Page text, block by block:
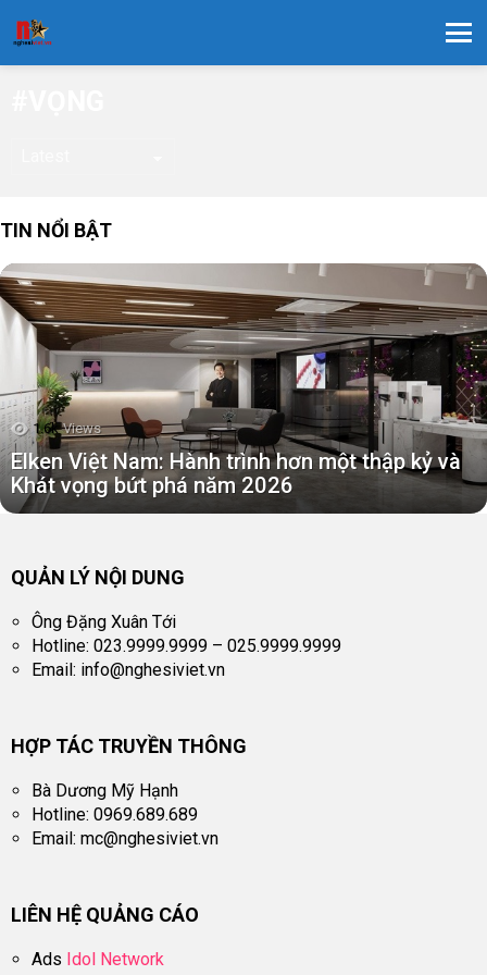
TIN NỔI BẬT
1.6k Views
Elken Việt Nam: Hành trình hơn một thập kỷ và
Khát vọng bứt phá năm 2026
QUẢN LÝ NỘI DUNG
Ông Đặng Xuân Tới
Hotline: 023.9999.9999 – 025.9999.9999
Email: info@nghesiviet.vn
HỢP TÁC TRUYỀN THÔNG
Bà Dương Mỹ Hạnh
Hotline: 0969.689.689
Email:mc@nghesiviet.vn
LIÊN HỆ QUẢNG CÁO
Ads Idol Network